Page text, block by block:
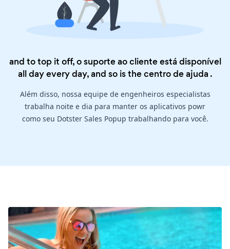
and to top it off, o suporte ao cliente está disponível
all day every day, and so is thecentro de ajuda .
Além disso, nossa equipe de engenheiros especialistas
trabalha noite e dia para manter os aplicativos powr
como seu Dotster Sales Popup trabalhando para você.